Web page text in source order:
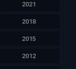
2021
2018
2015
2012